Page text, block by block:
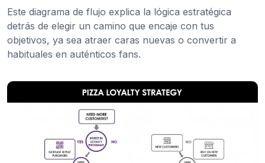
Este diagrama de flujo explica la lógica estratégica
detrás de elegir un camino que encaje con tus
objetivos, ya sea atraer caras nuevas o convertir a
habituales en auténticos fans.